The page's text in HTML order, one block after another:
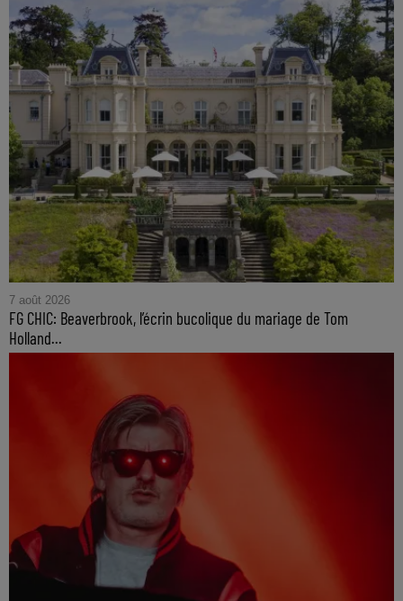
7 août 2026
FG CHIC: Beaverbrook, l’écrin bucolique du mariage de Tom
Holland...